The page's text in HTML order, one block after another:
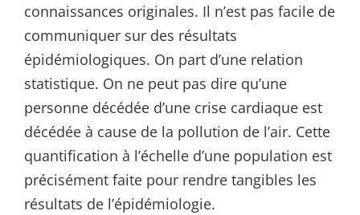
connaissances originales. Il n’est pas facile de
communiquer sur des résultats
épidémiologiques. On part d’une relation
statistique. On ne peut pas dire qu’une
personne décédée d’une crise cardiaque est
décédée à cause de la pollution de l’air. Cette
quantification à l’échelle d’une population est
précisément faite pour rendre tangibles les
résultats de l’épidémiologie.